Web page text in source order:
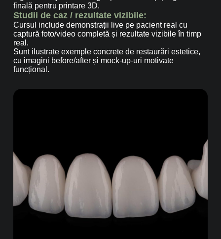
finală pentru printare 3D.
Studii de caz / rezultate vizibile:
Cursul include demonstrații live pe pacient real cu
captură foto/video completă și rezultate vizibile în timp
real.
Sunt ilustrate exemple concrete de restaurări estetice,
cu imagini before/after și mock-up-uri motivate
funcțional.